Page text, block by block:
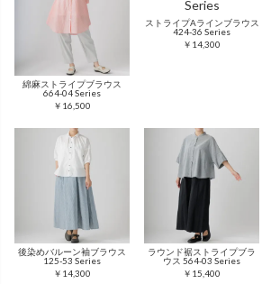
綿麻ストライプブラウス
664-04 Series
￥16,500
ストライプAラインブラウス
424-36 Series
￥14,300
後染めバルーン袖ブラウス
125-53 Series
￥14,300
ラウンド裾ストライプブラ
ウス 564-03 Series
￥15,400